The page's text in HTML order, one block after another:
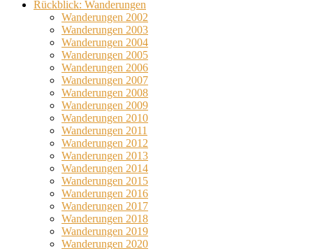
Rückblick: Wanderungen
Wanderungen 2002
Wanderungen 2003
Wanderungen 2004
Wanderungen 2005
Wanderungen 2006
Wanderungen 2007
Wanderungen 2008
Wanderungen 2009
Wanderungen 2010
Wanderungen 2011
Wanderungen 2012
Wanderungen 2013
Wanderungen 2014
Wanderungen 2015
Wanderungen 2016
Wanderungen 2017
Wanderungen 2018
Wanderungen 2019
Wanderungen 2020